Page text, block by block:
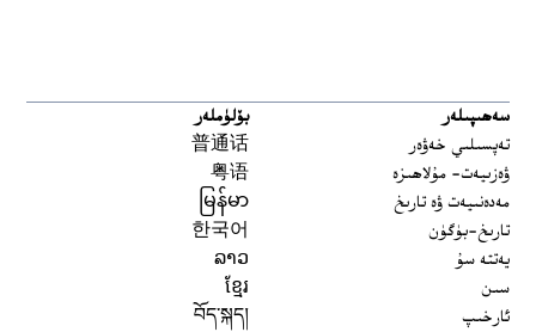
سەھىپىلەر
تەپسىلىي خەۋەر
ۋەزىيەت- مۇلاھىزە
مەدەنىيەت ۋە تارىخ
تارىخ-بۈگۈن
يەتتە سۇ
سىن
ئارخىپ
بۆلۈملەر
普通话
粤语
မြန်မာ
한국어
ລາວ
ខ្មែរ
བོད་སྐད།